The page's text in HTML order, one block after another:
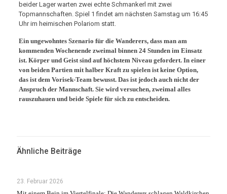
beider Lager warten zwei echte Schmankerl mit zwei
Topmannschaften. Spiel 1 findet am nächsten Samstag um 16:45
Uhr im heimischen Polariom statt.
Ein ungewohntes Szenario für die Wanderers, dass man am
kommenden Wochenende zweimal binnen 24 Stunden im Einsatz
ist. Körper und Geist sind auf höchstem Niveau gefordert. In einer
von beiden Partien mit halber Kraft zu spielen ist keine Option,
das ist dem Vorisek-Team bewusst. Das ist jedoch auch nicht der
Anspruch der Mannschaft. Sie wird versuchen, zweimal alles
rauszuhauen und beide Spiele für sich zu entscheiden.
Ähnliche Beiträge
23. Februar 2026